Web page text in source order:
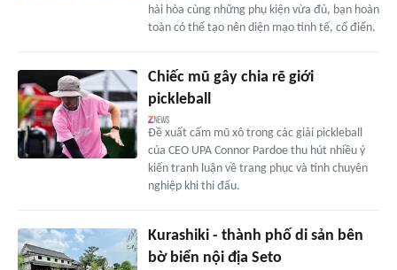
hài hòa cùng những phụ kiện vừa đủ, bạn hoàn
toàn có thể tạo nên diện mạo tinh tế, cổ điển.
Chiếc mũ gây chia rẽ giới
pickleball
Đề xuất cấm mũ xô trong các giải pickleball
của CEO UPA Connor Pardoe thu hút nhiều ý
kiến tranh luận về trang phục và tính chuyên
nghiệp khi thi đấu.
Kurashiki - thành phố di sản bên
bờ biển nội địa Seto